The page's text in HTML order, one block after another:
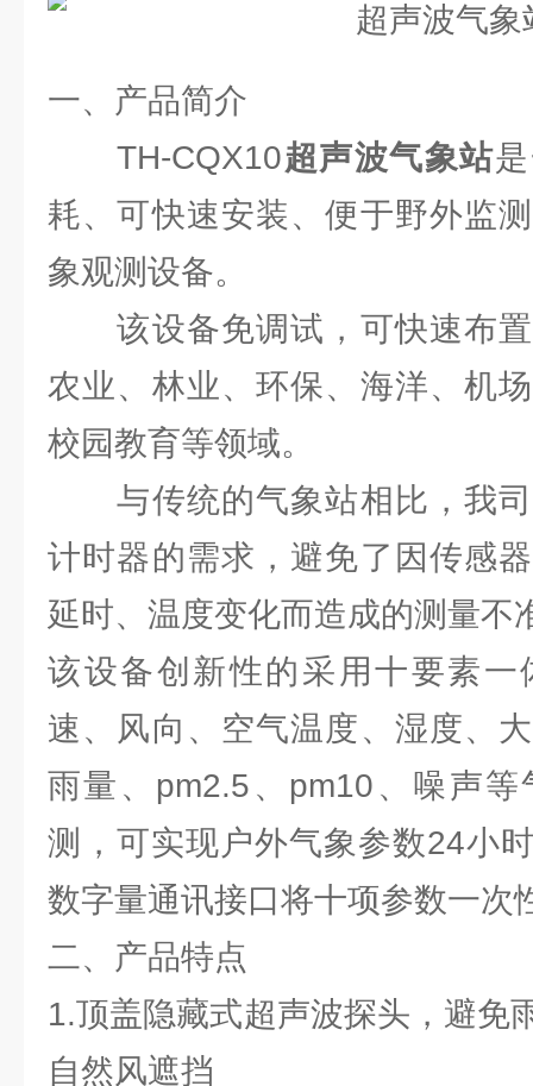
一、产品简介
TH-CQX10超声波气象站
耗、可快速安装、便于野外监
象观测设备。
该设备免调试，可快速布置
农业、林业、环保、海洋、机
校园教育等领域。
与传统的气象站相比，我司
计时器的需求，避免了因传感
延时、温度变化而造成的测量不
该设备创新性的采用十要素一
速、风向、空气温度、湿度、
雨量、pm2.5、pm10、噪声
测，可实现户外气象参数24小
数字量通讯接口将十项参数一次
二、产品特点
1.顶盖隐藏式超声波探头，避免
自然风遮挡